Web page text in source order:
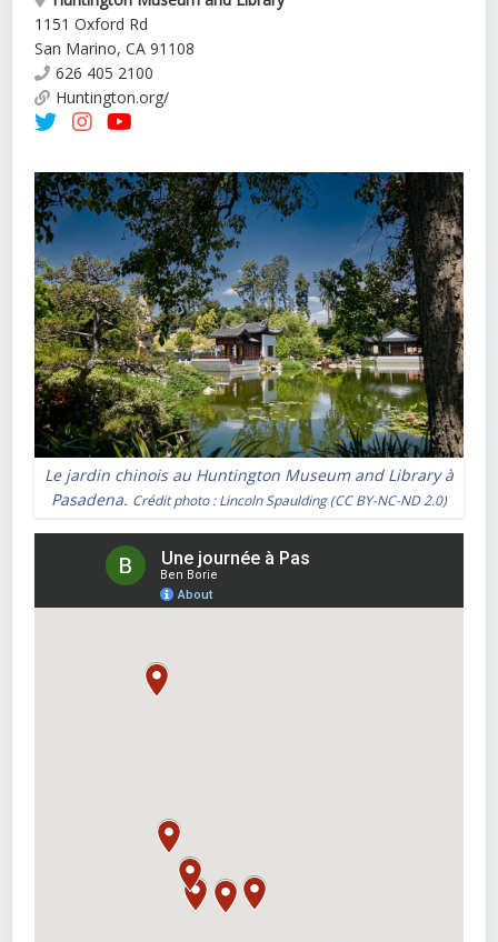
1151 Oxford Rd
San Marino, CA 91108
626 405 2100
Huntington.org/
Le jardin chinois au Huntington Museum and Library à
Pasadena. Crédit photo :Lincoln Spaulding(CC BY-NC-ND 2.0)